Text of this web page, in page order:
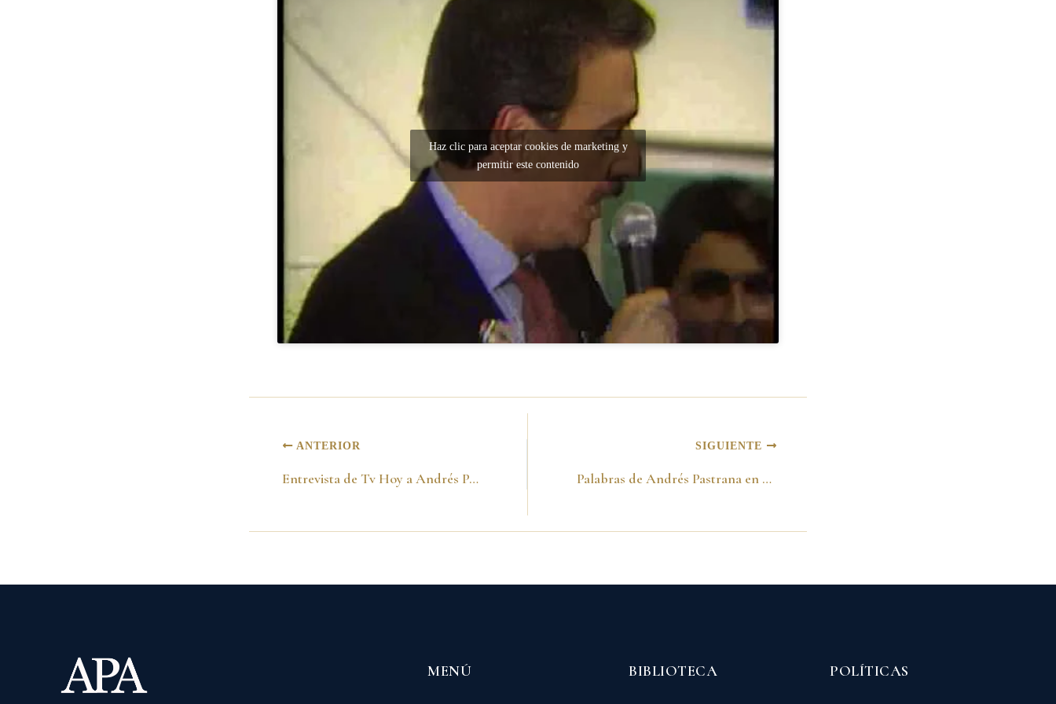
Haz clic para aceptar cookies de marketing y
permitir este contenido
ANTERIOR
Entrevista de Tv Hoy a Andrés Pastrana sobre la reforma a la Constitución -3 de diciembre de 1991-
SIGUIENTE
Palabras de Andrés Pastrana en el evento «Viva la Ciudadania» -23 de octubre de 1991-
MENÚ BIBLIOTECA POLÍTICAS